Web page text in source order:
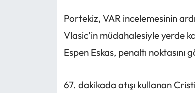
Portekiz, VAR incelemesinin
Vlasic'in müdahalesiyle yerde
Espen Eskas, penaltı noktasını
67. dakikada atışı kullanan